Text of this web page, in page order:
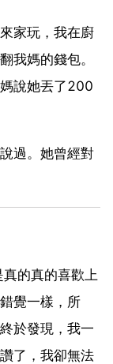
家玩，我在廚
我媽的錢包。
說她丟了200
過。她曾經對
的真的喜歡上
覺一樣，所
於發現，我一
了，我卻無法